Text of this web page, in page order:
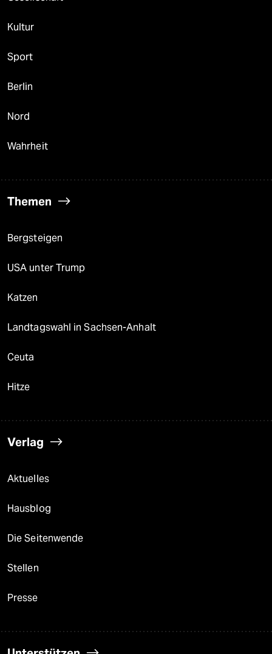
Kultur
Sport
Berlin
Nord
Wahrheit
Themen
Bergsteigen
USA unter Trump
Katzen
Landtagswahl in Sachsen-Anhalt
Ceuta
Hitze
Verlag
Aktuelles
Hausblog
Die Seitenwende
Stellen
Presse